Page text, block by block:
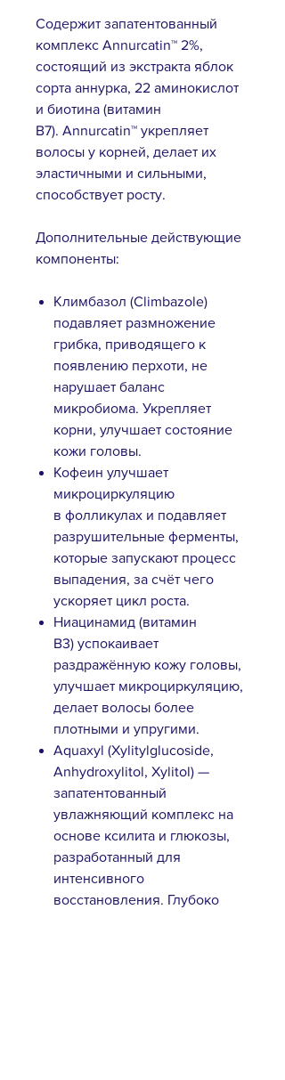
Содержит запатентованный
комплекс Annurcatin™ 2%,
состоящий из экстракта яблок
сорта аннурка, 22 аминокислот
и биотина (витамин
B7). Annurcatin™ укрепляет
волосы у корней, делает их
эластичными и сильными,
способствует росту.
Дополнительные действующие
компоненты:
Климбазол (Climbazole)
подавляет размножение
грибка, приводящего к
появлению перхоти, не
нарушает баланс
микробиома. Укрепляет
корни, улучшает состояние
кожи головы.
Кофеин улучшает
микроциркуляцию
в фолликулах и подавляет
разрушительные ферменты,
которые запускают процесс
выпадения, за счёт чего
ускоряет цикл роста.
Ниацинамид (витамин
B3) успокаивает
раздражённую кожу головы,
улучшает микроциркуляцию,
делает волосы более
плотными и упругими.
Aquaxyl (Xylitylglucoside,
Anhydroxylitol, Xylitol) —
запатентованный
увлажняющий комплекс на
основе ксилита и глюкозы,
разработанный для
интенсивного
восстановления. Глубоко